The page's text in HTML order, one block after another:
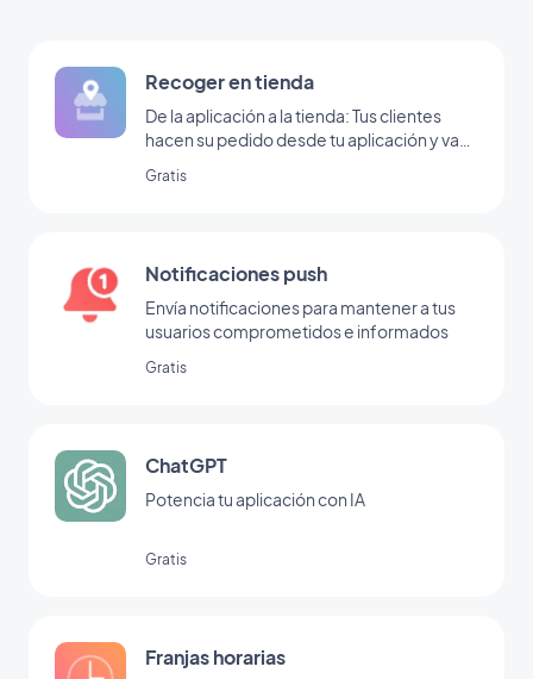
Recoger en tienda
De la aplicación a la tienda: Tus clientes
hacen su pedido desde tu aplicación y van
Gratis
Notificaciones push
Envía notificaciones para mantener a tus
usuarios comprometidos e informados
Gratis
ChatGPT
Potencia tu aplicación con IA
Gratis
Franjas horarias